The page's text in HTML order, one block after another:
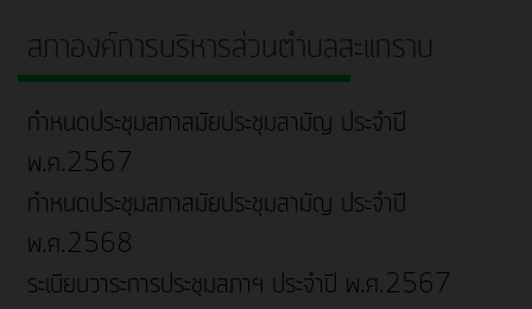
สภาองค์การบริหารส่วนตำบลสะแกราบ
กำหนดประชุมสภาสมัยประชุมสามัญ ประจำปี
พ.ศ.2567
กำหนดประชุมสภาสมัยประชุมสามัญ ประจำปี
พ.ศ.2568
ระเบียบวาระการประชุมสภาฯ ประจำปี พ.ศ.2567